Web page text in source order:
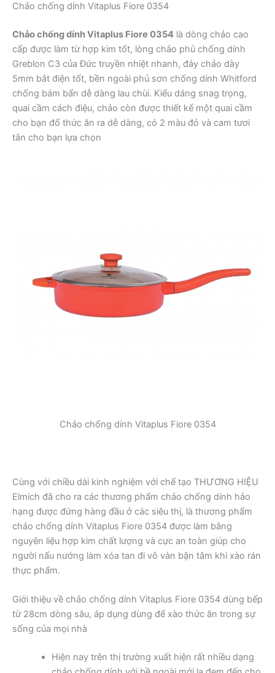
Chảo chống dính Vitaplus Fiore 0354
Chảo chống dính Vitaplus Fiore 0354 là dòng chảo cao
cấp được làm từ hợp kim tốt, lòng chảo phủ chống dính
Greblon C3 của Đức truyền nhiệt nhanh, đáy chảo dày
5mm bắt điện tốt, bền ngoài phủ sơn chống dính Whitford
chống bám bẩn dễ dàng lau chùi. Kiểu dáng snag trọng,
quai cầm cách điệu, chảo còn được thiết kế một quai cầm
cho bạn đổ thức ăn ra dễ dàng, có 2 màu đỏ và cam tươi
tắn cho bạn lựa chọn
Chảo chống dính Vitaplus Fiore 0354
Cùng với chiều dài kinh nghiệm với chế tạo THƯƠNG HIỆU
Elmich đã cho ra các thương phẩm chảo chống dính hảo
hạng được đứng hàng đầu ở các siêu thị, là thương phẩm
chảo chống dính Vitaplus Fiore 0354 được làm bằng
nguyên liệu hợp kim chất lượng và cực an toàn giúp cho
người nấu nướng làm xóa tan đi vô vàn bận tâm khi xào rán
thực phẩm.
Giới thiệu về chảo chống dính Vitaplus Fiore 0354 dùng bếp
từ 28cm dòng sâu, áp dụng dùng để xào thức ăn trong sự
sống của mọi nhà
Hiện nay trên thị trường xuất hiện rất nhiều dạng